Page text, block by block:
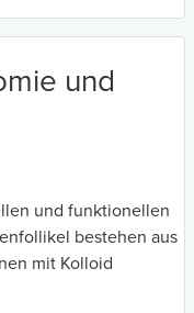
und
und funktionellen
bestehen aus
mit Kolloid